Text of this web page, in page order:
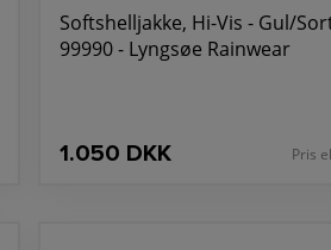
Softshelljakke, Hi-Vis - Gul/
99990 - Lyngsøe Rainwear
1.050 DKK Pris